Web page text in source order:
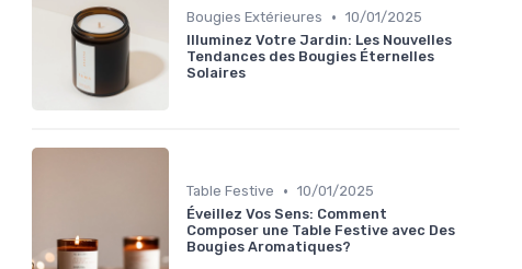
Bougies Extérieures • 10/01/2025
Illuminez Votre Jardin: Les Nouvelles
Tendances des Bougies Éternelles
Solaires
Table Festive • 10/01/2025
Éveillez Vos Sens: Comment
Composer une Table Festive avec Des
Bougies Aromatiques?